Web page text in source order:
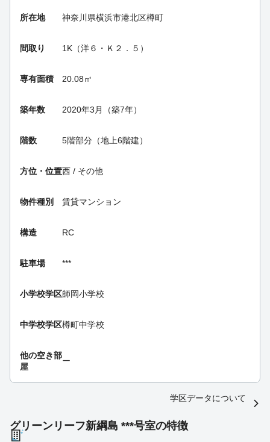
所在地 神奈川県横浜市港北区樽町
間取り 1K（洋６・Ｋ２．５）
専有面積 20.08㎡
築年数 2020年3月（築7年）
階数 5階部分（地上6階建）
方位・位置西 / その他
物件種別 賃貸マンション
構造 RC
駐車場 ***
小学校学区師岡小学校
中学校学区樽町中学校
他の空き部
屋
ー
学区データについて
グリーンリーフ新綱島 ***号室の特徴